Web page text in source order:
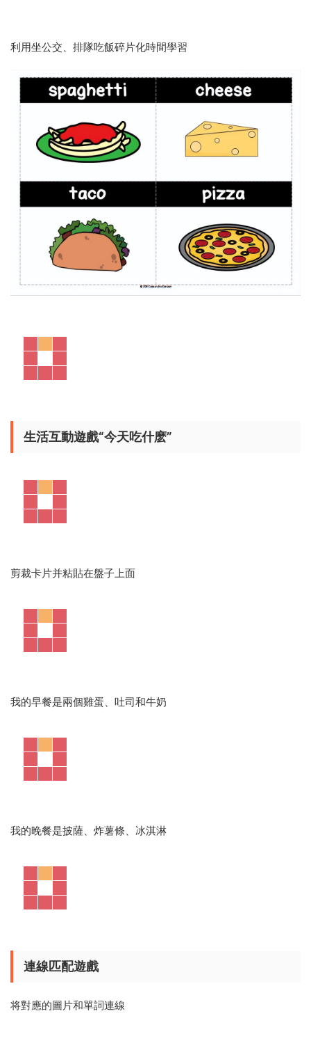
利用坐公交、排隊吃飯碎片化時間學習
剪裁卡片并粘貼在盤子上面
我的早餐是兩個雞蛋、吐司和牛奶